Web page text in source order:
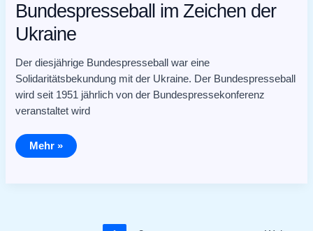
Bundespresseball im Zeichen der
Ukraine
Der diesjährige Bundespresseball war eine
Solidaritätsbekundung mit der Ukraine. Der Bundespresseball
wird seit 1951 jährlich von der Bundespressekonferenz
veranstaltet wird
Mehr »